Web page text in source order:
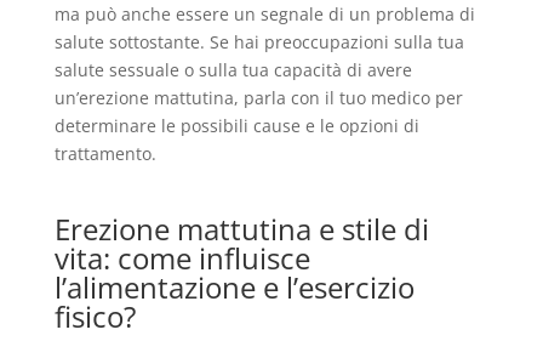
ma può anche essere un segnale di un problema di
salute sottostante. Se hai preoccupazioni sulla tua
salute sessuale o sulla tua capacità di avere
un’erezione mattutina, parla con il tuo medico per
determinare le possibili cause e le opzioni di
trattamento.
Erezione mattutina e stile di
vita: come influisce
l’alimentazione e l’esercizio
fisico?